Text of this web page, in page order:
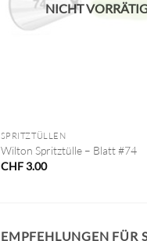
NICHT
SPRITZTÜLLEN
Wilton Spritztülle – Blatt #74
CHF3.00
EMPFEHLUNGEN FÜR